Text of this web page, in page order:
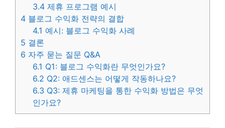
3.4 제휴 프로그램 예시
4 블로그 수익화 전략의 결합
4.1 예시: 블로그 수익화 사례
5 결론
6 자주 묻는 질문 Q&A
6.1 Q1: 블로그 수익화란 무엇인가요?
6.2 Q2: 애드센스는 어떻게 작동하나요?
6.3 Q3: 제휴 마케팅을 통한 수익화 방법은 무엇
인가요?